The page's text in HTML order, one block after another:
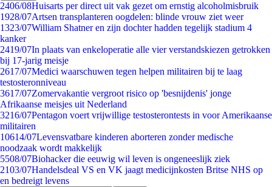
2406/08Huisarts per direct uit vak gezet om ernstig alcoholmisbruik
1928/07Artsen transplanteren oogdelen: blinde vrouw ziet weer
1323/07William Shatner en zijn dochter hadden tegelijk stadium 4
kanker
2419/07In plaats van enkeloperatie alle vier verstandskiezen getrokken
bij 17-jarig meisje
2617/07Medici waarschuwen tegen helpen militairen bij te laag
testosteronniveau
3617/07Zomervakantie vergroot risico op 'besnijdenis' jonge
Afrikaanse meisjes uit Nederland
3216/07Pentagon voert vrijwillige testosterontests in voor Amerikaanse
militairen
10614/07Levensvatbare kinderen aborteren zonder medische
noodzaak wordt makkelijk
5508/07Biohacker die eeuwig wil leven is ongeneeslijk ziek
2103/07Handelsdeal VS en VK jaagt medicijnkosten Britse NHS op
en bedreigt levens